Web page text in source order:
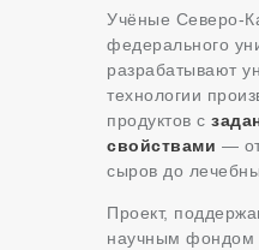
Учёные Северо-
федерального
разрабатывают
технологии
продуктов с
свойствами —
сыров до
Проект,
научным фондом